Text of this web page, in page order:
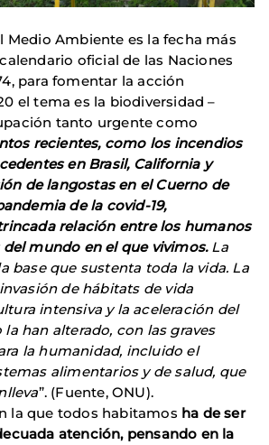
Medio Ambiente es la fecha más
oficial de las Naciones
para fomentar la acción
el tema es la biodiversidad –
tanto urgente como
recientes, como los incendios
en Brasil, California y
de langostas en el Cuerno de
de la covid-19,
relación entre los humanos
mundo en el que vivimos.La
base que sustenta toda la vida. La
de hábitats de vida
intensiva y la aceleración del
han alterado, con las graves
la humanidad, incluido el
alimentarios y de salud, que
”. (Fuente, ONU).
la que todos habitamos ha de ser
atención, pensando en la